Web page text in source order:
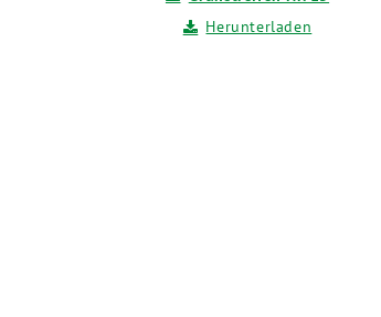
Herunterladen